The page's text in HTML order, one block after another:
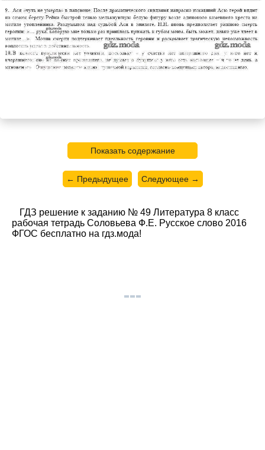
Показать содержание
← Предыдущее Следующее →
ГДЗ решение к заданию № 49 Литература 8 класс
рабочая тетрадь Соловьева Ф.Е. Русское слово 2016
ФГОС бесплатно на гдз.мода!